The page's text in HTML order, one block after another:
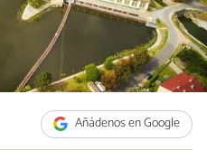
Añádenos en Google